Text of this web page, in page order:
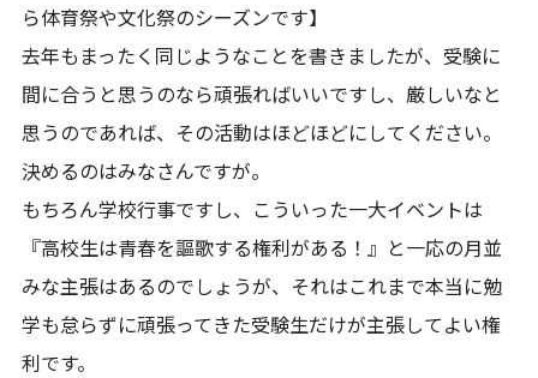
ら体育祭や文化祭のシーズンです】
去年もまったく同じようなことを書きましたが、受験に
間に合うと思うのなら頑張ればいいですし、厳しいなと
思うのであれば、その活動はほどほどにしてください。
決めるのはみなさんですが。
もちろん学校行事ですし、こういった一大イベントは
『高校生は青春を謳歌する権利がある！』と一応の月並
みな主張はあるのでしょうが、それはこれまで本当に勉
学も怠らずに頑張ってきた受験生だけが主張してよい権
利です。